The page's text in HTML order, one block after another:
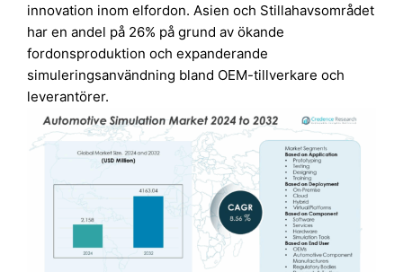
innovation inom elfordon. Asien och Stillahavsområdet
har en andel på 26% på grund av ökande
fordonsproduktion och expanderande
simuleringsanvändning bland OEM-tillverkare och
leverantörer.